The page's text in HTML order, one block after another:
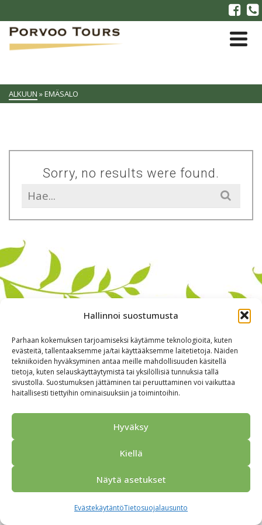
Hallinnoi suostumusta
Parhaan kokemuksen tarjoamiseksi käytämme teknologioita, kuten
evästeitä, tallentaaksemme ja/tai käyttääksemme laitetietoja. Näiden
tekniikoiden hyväksyminen antaa meille mahdollisuuden käsitellä
tietoja, kuten selauskäyttäytymistä tai yksilöllisiä tunnuksia tällä
sivustolla. Suostumuksen jättäminen tai peruuttaminen voi vaikuttaa
haitallisesti tiettyihin ominaisuuksiin ja toimintoihin.
Hyväksy
Kiellä
Näytä asetukset
EvästekäytäntöTietosuojalausunto
ALKUUN »EMÄSALO
Sorry, no results were found.
Search
for:
Alkuun Ryhmille Kokous & Ohjelmat
Yhteistyökumppanit
Tarjouspyyntö
Anna palautetta
Tietosuojaseloste
© 2026 Porvoo Tours - matkanjärjestäjä / FPW